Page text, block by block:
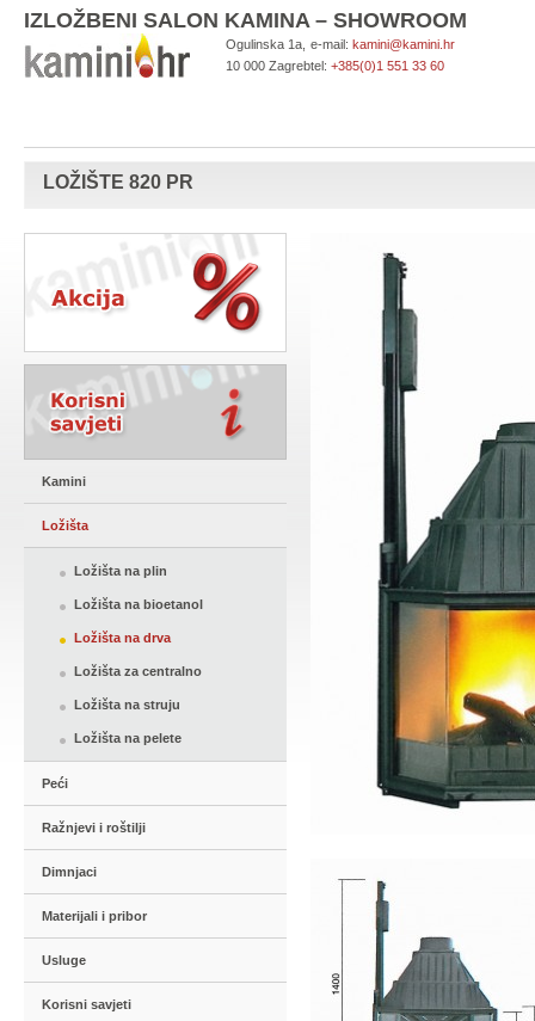
IZLOŽBENI SALON KAMINA – SHOWROOM
Ogulinska 1a,
10 000 Zagreb
e-mail: kamini@kamini.hr
tel: +385(0)1 551 33 60
LOŽIŠTE 820 PR
Kamini
Ložišta
Ložišta na plin
Ložišta na bioetanol
Ložišta na drva
Ložišta za centralno
Ložišta na struju
Ložišta na pelete
Peći
Ražnjevi i roštilji
Dimnjaci
Materijali i pribor
Usluge
Korisni savjeti